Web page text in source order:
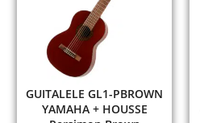
GUITALELE GL1-PBROWN
YAMAHA + HOUSSE